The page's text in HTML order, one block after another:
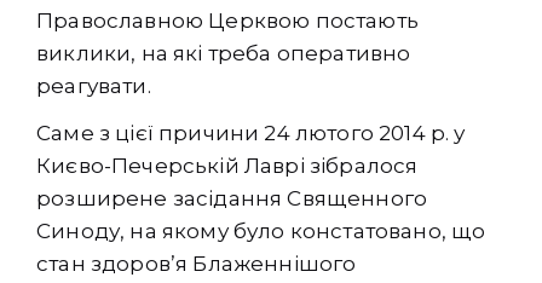
Православною Церквою постають
виклики, на які треба оперативно
реагувати.
Саме з цієї причини 24 лютого 2014 р. у
Києво-Печерській Лаврі зібралося
розширене засідання Священного
Синоду, на якому було констатовано, що
стан здоров’я Блаженнішого